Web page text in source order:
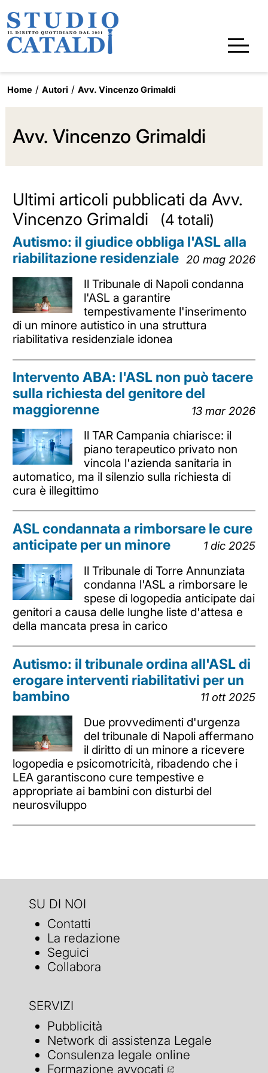
Home Autori Avv. Vincenzo Grimaldi
Avv. Vincenzo Grimaldi
Ultimi articoli pubblicati da Avv.
Vincenzo Grimaldi
(4 totali)
Autismo: il giudice obbliga l'ASL alla
riabilitazione residenziale 20 mag 2026
Il Tribunale di Napoli condanna
l'ASL a garantire
tempestivamente l'inserimento
di un minore autistico in una struttura
riabilitativa residenziale idonea
Intervento ABA: l'ASL non può tacere
sulla richiesta del genitore del
maggiorenne
13 mar 2026
Il TAR Campania chiarisce: il
piano terapeutico privato non
vincola l'azienda sanitaria in
automatico, ma il silenzio sulla richiesta di
cura è illegittimo
ASL condannata a rimborsare le cure
anticipate per un minore
1 dic 2025
Il Tribunale di Torre Annunziata
condanna l'ASL a rimborsare le
spese di logopedia anticipate dai
genitori a causa delle lunghe liste d'attesa e
della mancata presa in carico
Autismo: il tribunale ordina all'ASL di
erogare interventi riabilitativi per un
bambino
11 ott 2025
Due provvedimenti d'urgenza
del tribunale di Napoli affermano
il diritto di un minore a ricevere
logopedia e psicomotricità, ribadendo che i
LEA garantiscono cure tempestive e
appropriate ai bambini con disturbi del
neurosviluppo
SU DI NOI
Contatti
La redazione
Seguici
Collabora
SERVIZI
Pubblicità
Network di assistenza Legale
Consulenza legale online
Formazione avvocati